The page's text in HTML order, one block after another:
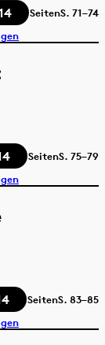
SeitenS. 71–74
SeitenS. 75–79
SeitenS. 83–85